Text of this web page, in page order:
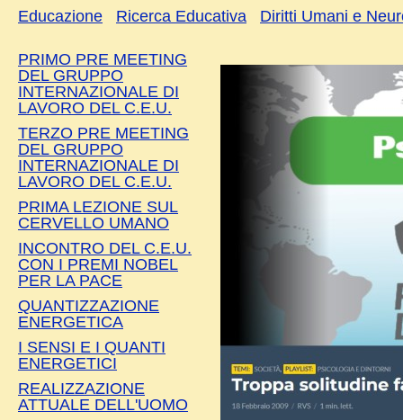
Educazione
Ricerca Educativa Diritti Umani e
PRIMO PRE MEETING
DEL GRUPPO
INTERNAZIONALE DI
LAVORO DEL C.E.U.
TERZO PRE MEETING
DEL GRUPPO
INTERNAZIONALE DI
LAVORO DEL C.E.U.
PRIMA LEZIONE SUL
CERVELLO UMANO
INCONTRO DEL C.E.U.
CON I PREMI NOBEL
PER LA PACE
QUANTIZZAZIONE
ENERGETICA
I SENSI E I QUANTI
ENERGETICI
REALIZZAZIONE
ATTUALE DELL'UOMO